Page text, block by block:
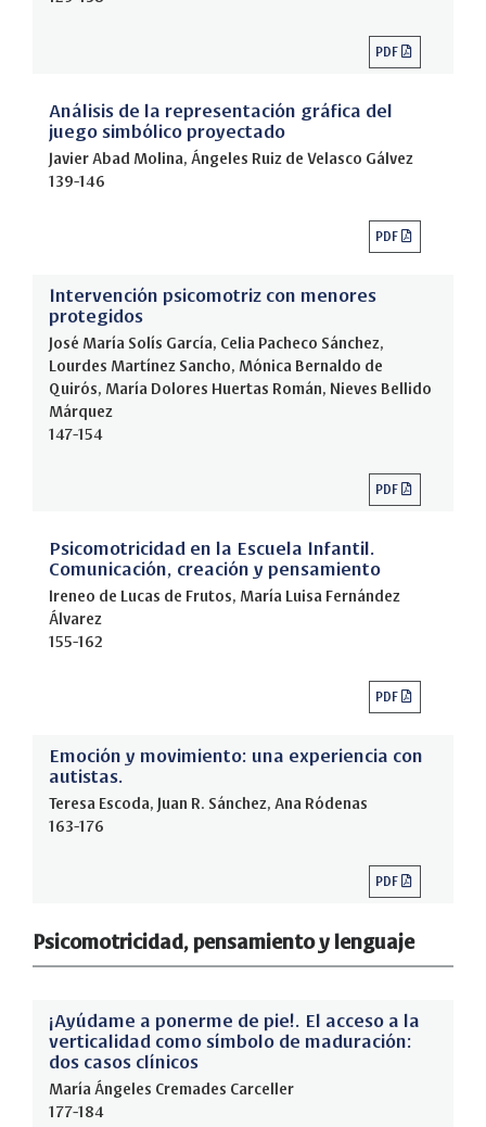
PDF
Análisis de la representación gráfica del
juego simbólico proyectado
Javier Abad Molina, Ángeles Ruiz de Velasco Gálvez
139-146
PDF
Intervención psicomotriz con menores
protegidos
José María Solís García, Celia Pacheco Sánchez,
Lourdes Martínez Sancho, Mónica Bernaldo de
Quirós, María Dolores Huertas Román, Nieves Bellido
Márquez
147-154
PDF
Psicomotricidad en la Escuela Infantil.
Comunicación, creación y pensamiento
Ireneo de Lucas de Frutos, María Luisa Fernández
Álvarez
155-162
PDF
Emoción y movimiento: una experiencia con
autistas.
Teresa Escoda, Juan R. Sánchez, Ana Ródenas
163-176
PDF
Psicomotricidad, pensamiento y lenguaje
¡Ayúdame a ponerme de pie!. El acceso a la
verticalidad como símbolo de maduración:
dos casos clínicos
María Ángeles Cremades Carceller
177-184